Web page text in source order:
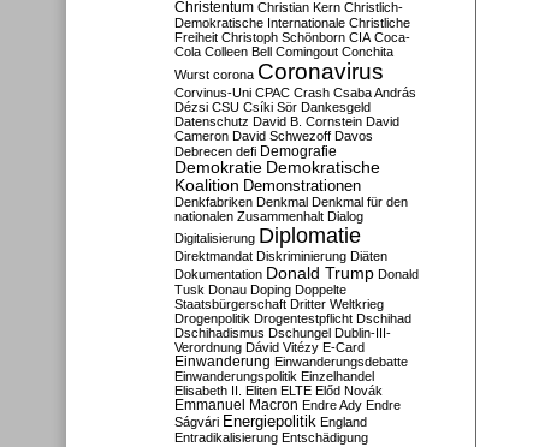
Christentum Christian Kern Christlich-
Demokratische Internationale Christliche
Freiheit Christoph Schönborn CIA Coca-
Cola Colleen Bell Comingout Conchita
Wurst corona Coronavirus
Corvinus-Uni CPAC Crash Csaba András
Dézsi CSU Csíki Sör Dankesgeld
Datenschutz David B. Cornstein David
Cameron David Schwezoff Davos
Debrecen defi Demografie
Demokratie Demokratische
Koalition Demonstrationen
Denkfabriken Denkmal Denkmal für den
nationalen Zusammenhalt Dialog
Digitalisierung Diplomatie
Direktmandat Diskriminierung Diäten
Dokumentation Donald Trump Donald
Tusk Donau Doping Doppelte
Staatsbürgerschaft Dritter Weltkrieg
Drogenpolitik Drogentestpflicht Dschihad
Dschihadismus Dschungel Dublin-III-
Verordnung Dávid Vitézy E-Card
Einwanderung Einwanderungsdebatte
Einwanderungspolitik Einzelhandel
Elisabeth II. Eliten ELTE Előd Novák
Emmanuel Macron Endre Ady Endre
Ságvári Energiepolitik England
Entradikalisierung Entschädigung